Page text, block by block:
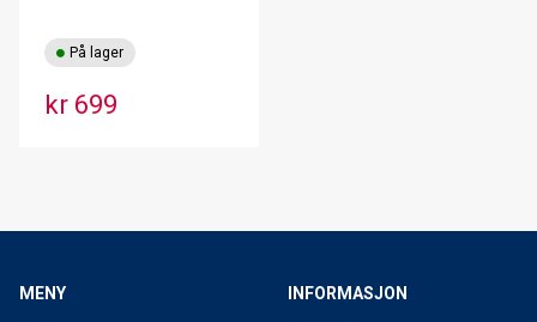
kr 699
På lager
MENY INFORMASJON